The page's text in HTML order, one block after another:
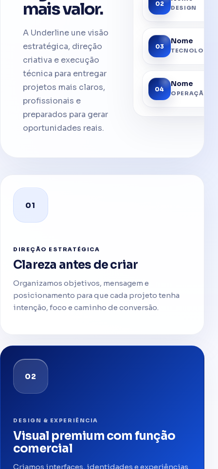
mais valor.
A Underline une visão
estratégica, direção
criativa e execução
técnica para entregar
projetos mais claros,
profissionais e
preparados para gerar
oportunidades reais.
02
DESIGN
03
Nome
TECNOLOGIA
04
Nome
OPERAÇÃO
01
DIREÇÃO ESTRATÉGICA
Clareza antes de criar
Organizamos objetivos, mensagem e
posicionamento para que cada projeto tenha
intenção, foco e caminho de conversão.
02
DESIGN & EXPERIÊNCIA
Visual premium com função
comercial
Criamos interfaces, identidades e experiências